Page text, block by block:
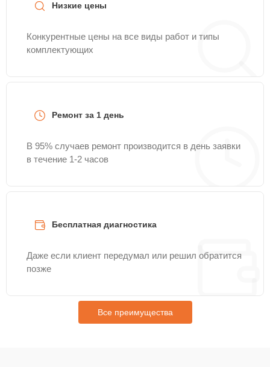
Низкие цены
Конкурентные цены на все виды работ и типы
комплектующих
Ремонт за 1 день
В 95% случаев ремонт производится в день заявки
в течение 1-2 часов
Бесплатная диагностика
Даже если клиент передумал или решил обратится
позже
Все преимущества